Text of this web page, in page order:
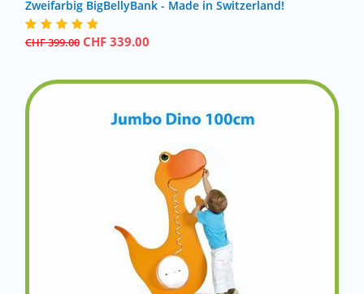
Zweifarbig BigBellyBank - Made in Switzerland!
CHF399.00 CHF 339.00